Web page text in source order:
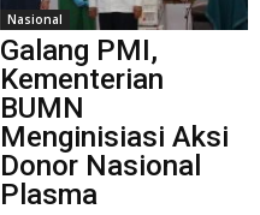
Nasional
Galang PMI,
Kementerian
BUMN
Menginisiasi Aksi
Donor Nasional
Plasma